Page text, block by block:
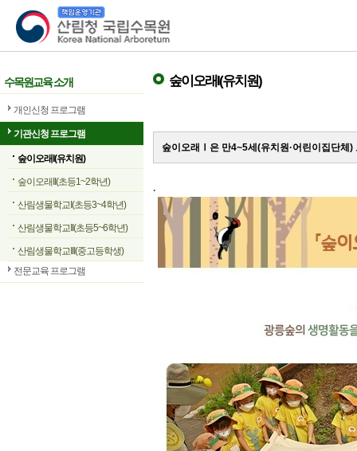
산림청 국립수목원
수목원교육 소개
개인신청 프로그램
기관신청 프로그램
숲이오래I(유치원)
숲이오래II(초등1~2학년)
산림생물학교I(초등3~4학년)
산림생물학교II(초등5~6학년)
산림생물학교III(중고등학생)
전문교육 프로그램
숲이오래I(유치원)
숲이오래Ⅰ은 만4~5세(유치원·어린이집단체)
.